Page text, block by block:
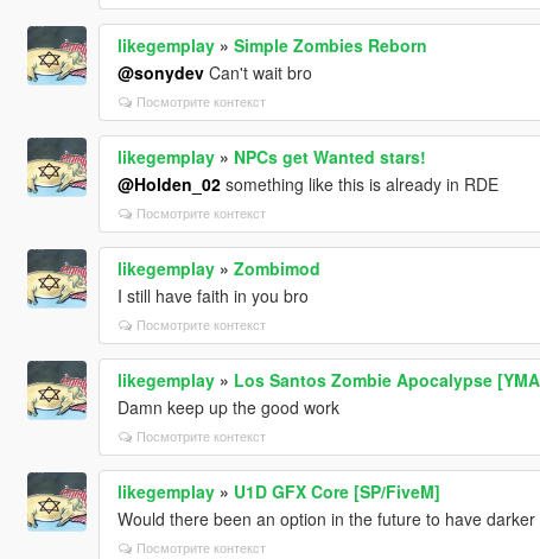
likegemplay» Simple Zombies Reborn
@sonydevCan't wait bro
Посмотрите контекст
likegemplay» NPCs get Wanted stars!
@Holden_02something like this is already in RDE
Посмотрите контекст
likegemplay» Zombimod
I still have faith in you bro
Посмотрите контекст
likegemplay» Los Santos Zombie Apocalypse
Damn keep up the good work
Посмотрите контекст
likegemplay» U1D GFX Core [SP/FiveM]
Would there been an option in the future to have
Посмотрите контекст